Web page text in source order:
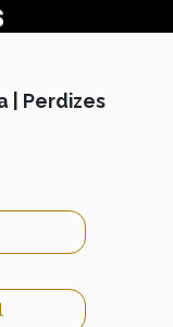
| Perdizes